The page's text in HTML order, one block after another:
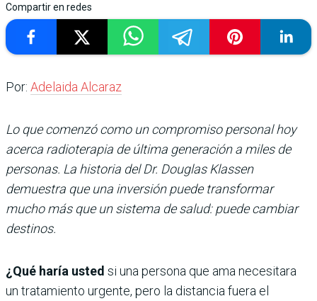
Compartir en redes
Por: Adelaida Alcaraz
Lo que comenzó como un compromiso personal hoy
acerca radioterapia de última generación a miles de
personas. La historia del Dr. Douglas Klassen
demuestra que una inversión puede transformar
mucho más que un sistema de salud: puede cambiar
destinos.
¿Qué haría usted si una persona que ama necesitara
un tratamiento urgente, pero la distancia fuera el